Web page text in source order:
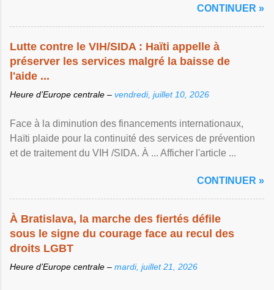
CONTINUER »
Lutte contre le VIH/SIDA : Haïti appelle à
préserver les services malgré la baisse de
l'aide ...
Heure d’Europe centrale – vendredi, juillet 10, 2026
Face à la diminution des financements internationaux,
Haïti plaide pour la continuité des services de prévention
et de traitement du VIH /SIDA. À ... Afficher l'article ...
CONTINUER »
À Bratislava, la marche des fiertés défile
sous le signe du courage face au recul des
droits LGBT
Heure d’Europe centrale – mardi, juillet 21, 2026